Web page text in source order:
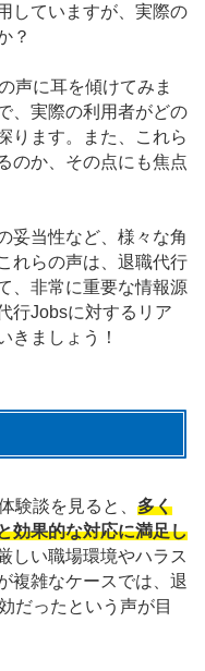
していますが、実際の
？
声に耳を傾けてみま
、実際の利用者がどの
ります。また、これら
のか、その点にも焦点
妥当性など、様々な角
れらの声は、退職代行
、非常に重要な情報源
行Jobsに対するリア
きましょう！
験談を見ると、 多く
効果的な対応に満足し
しい職場環境やハラス
複雑なケースでは、退
だったという声が目